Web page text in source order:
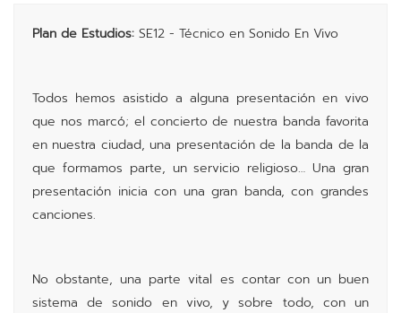
vPages
Plan de Estudios: SE12 - Técnico en Sonido En Vivo
Todos hemos asistido a alguna presentación en vivo
que nos marcó; el concierto de nuestra banda favorita
en nuestra ciudad, una presentación de la banda de la
que formamos parte, un servicio religioso… Una gran
presentación inicia con una gran banda, con grandes
canciones.
No obstante, una parte vital es contar con un buen
sistema de sonido en vivo, y sobre todo, con un